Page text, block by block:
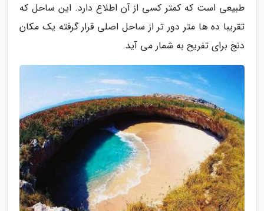
طبیعی است که کمتر کسی از آن اطلاع دارد. این ساحل که
تقریبا ده ها متر دور تر از ساحل اصلی قرار گرفته یک مکان
دنج برای تفریح به شمار می آید.